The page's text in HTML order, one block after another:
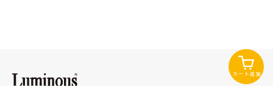
カート追加